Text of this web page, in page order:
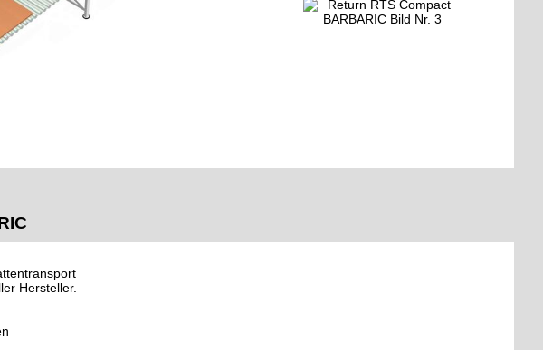
Hersteller.